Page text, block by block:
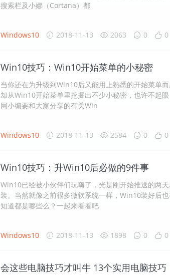
搜索栏及小娜（Cortana）都
Windows10 2018-11-13 2063 0 0
Win10技巧：Win10开始菜单的小秘密
当你还在为升级到Win10后又能用上熟悉的开始菜单
却从Win10开始菜单里挖掘出不少小秘密，也许不起
网小编要和大家分享的有关Win
Windows10 2018-11-13 2584 0 0
Win10技巧：升Win10后必做的9件事
Win10已经被小伙伴们玩嗨了，光是刚开始推送的两
装。当然就像之前很多微软系统一样，Win10装好后
知道都是哪些么？一起来看看吧
Windows10 2018-11-13 1898 0 0
会这些电脑技巧才叫牛 13个实用电脑技巧